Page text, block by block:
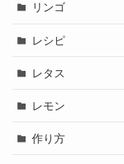
リンゴ
レシピ
レタス
レモン
作り方